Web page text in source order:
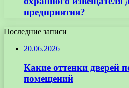
предприятия?
Последние записи
20.06.2026
Какие оттенки дверей
помещений